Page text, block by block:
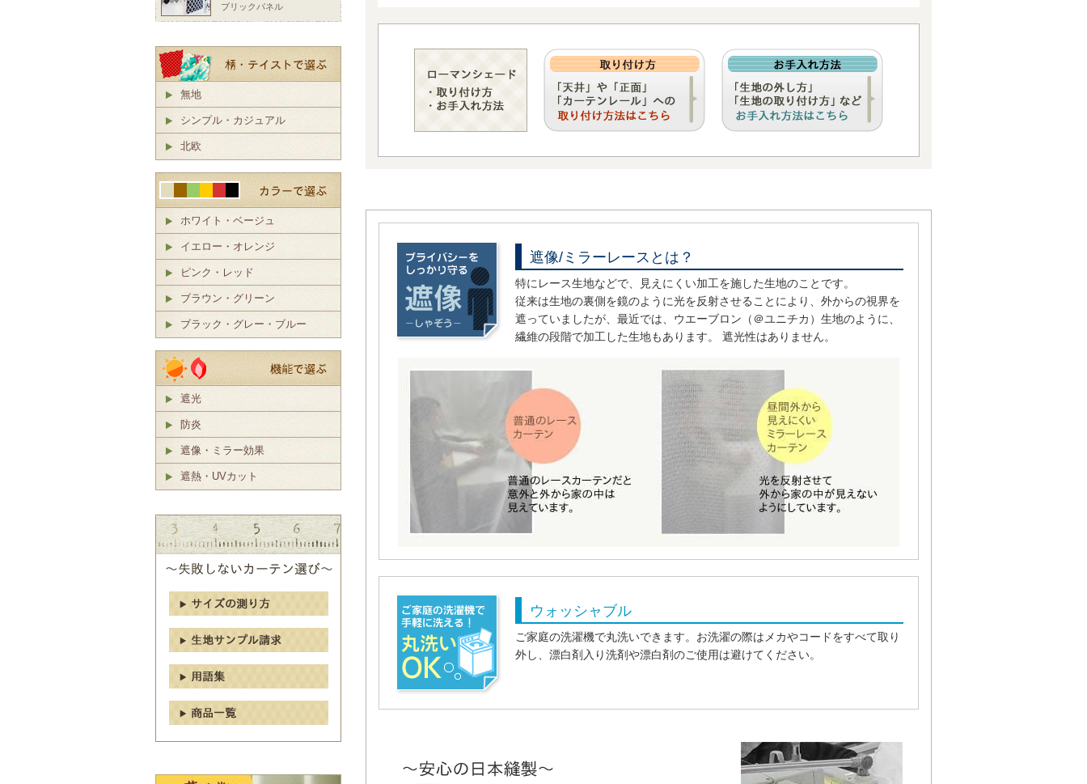
遮像/ミラーレースとは？
特にレース生地などで、見えにくい加工を施した生地のことです。
従来は生地の裏側を鏡のように光を反射させることにより、外からの視界を
遮っていましたが、最近では、ウエーブロン（＠ユニチカ）生地のように、
繊維の段階で加工した生地もあります。 遮光性はありません。
ウォッシャブル
ご家庭の洗濯機で丸洗いできます。お洗濯の際はメカやコードをすべて取り
外し、漂白剤入り洗剤や漂白剤のご使用は避けてください。
ブリックパネル
無地
シンプル・カジュアル
北欧
ホワイト・ベージュ
イエロー・オレンジ
ピンク・レッド
ブラウン・グリーン
ブラック・グレー・ブルー
遮光
防炎
遮像・ミラー効果
遮熱・UVカット